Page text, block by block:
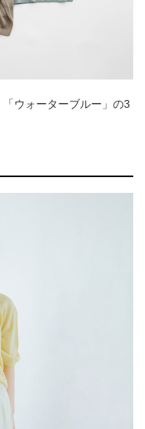
ウォーターブルー」の3